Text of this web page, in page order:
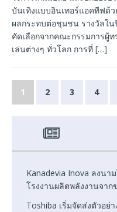
บันเทิงแบบอินเทอร์แอคทีฟด้
ผลกระทบต่อชุมชน รางวัลใ
คัดเลือกจากคณะกรรมการผู้
เล่นต่างๆ ทั่วโลก การที่ […]
1 2 3 4
Kanadevia Inova ลงน
โรงงานผลิตพลังงานจา
Toshiba เริ่มจัดส่งตัวอย่